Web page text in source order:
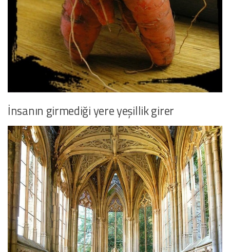
İnsanın girmediği yere yeşillik girer